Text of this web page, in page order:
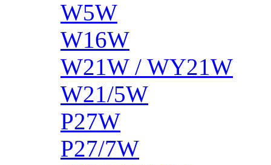
W5W
W16W
W21W / WY21W
W21/5W
P27W
P27/7W